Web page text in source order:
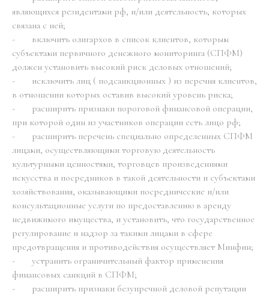
являющихся резидентами рф, и/или деятельность, которых
связана с ней;
- включить олигархов в список клиентов, которым
субъектами первичного денежного мониторинга (СПФМ)
должен установить высокий риск деловых отношений;
- исключить лиц ( подсанкционных ) из перечня клиентов,
в отношении которых оставив высокий уровень риска;
- расширить признаки пороговой финансовой операции,
при которой один из участников операции есть лицо рф;
- расширить перечень специально определенных СПФМ
лицами, осуществляющими торговую деятельность
культурными ценностями, торговцев произведениями
искусства и посредников в такой деятельности и субъектами
хозяйствования, оказывающими посреднические и/или
консультационные услуги по предоставлению в аренду
недвижимого имущества, и установить, что государственное
регулирование и надзор за такими лицами в сфере
предотвращения и противодействия осуществляет Минфин;
- устранить ограничительный фактор применения
финансовых санкций в СПФМ;
- расширить признаки безупречной деловой репутации